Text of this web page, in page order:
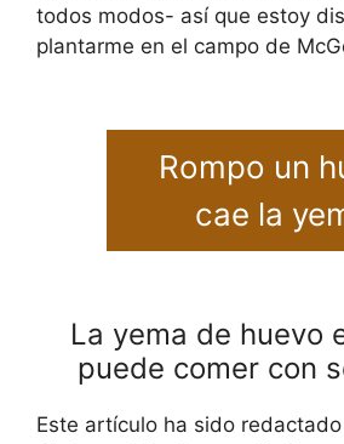
todos modos- así que estoy
plantarme en el campo de
Rompo un
cae la
La yema de huevo
puede comer con
Este artículo ha sido